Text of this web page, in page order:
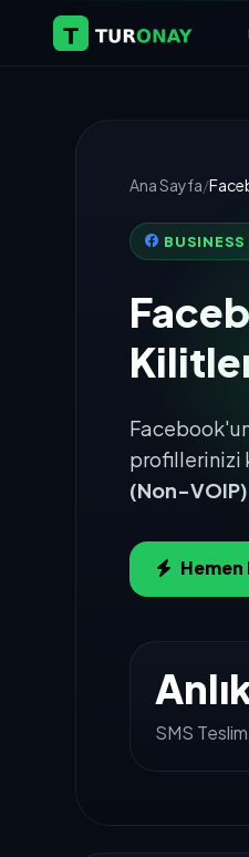
Ana Sayfa/
profillerinizi
(Non-VOIP)
Hemen
SMS Teslim